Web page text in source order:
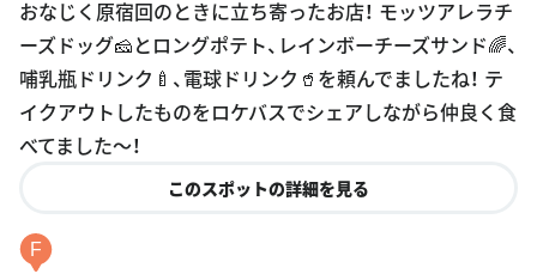
おなじく原宿回のときに立ち寄ったお店！ モッツアレラチ
ーズドッグ🧀とロングポテト、レインボーチーズサンド🌈、
哺乳瓶ドリンク🍼、電球ドリンク🥤を頼んでましたね！ テ
イクアウトしたものをロケバスでシェアしながら仲良く食
べてました〜！
このスポットの詳細を見る
F